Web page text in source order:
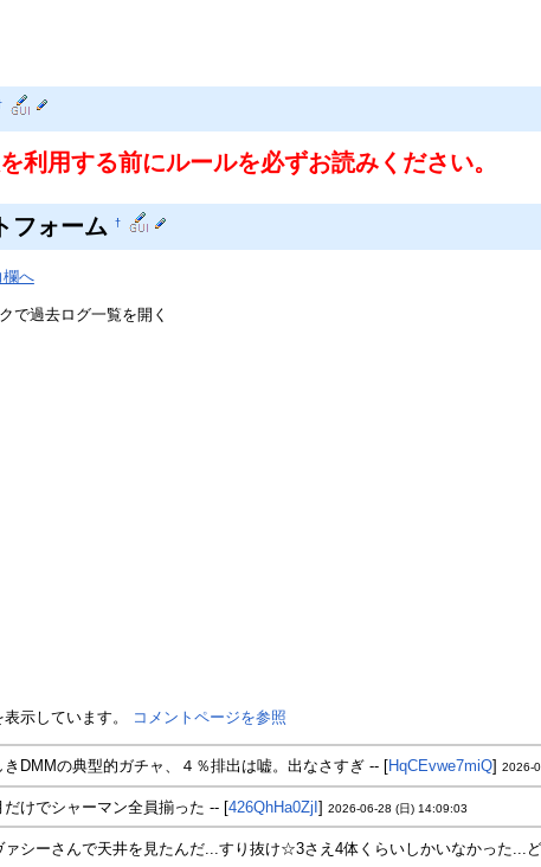
利用する前にルールを必ずお読みください。
フォーム †
欄へ
で過去ログ一覧を開く
示しています。 コメントページを参照
きDMMの典型的ガチャ、４％排出は嘘。出なさすぎ -- [HqCEvwe7miQ] 2026-
だけでシャーマン全員揃った -- [426QhHa0ZjI ] 2026-06-28 (日) 14:09:03
ァシーさんで天井を見たんだ...すり抜け☆3さえ4体くらいしかいなかった...